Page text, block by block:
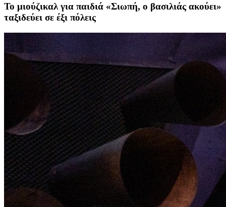
Το μιούζικαλ για παιδιά «Σιωπή, ο βασιλιάς ακούει»
ταξιδεύει σε έξι πόλεις